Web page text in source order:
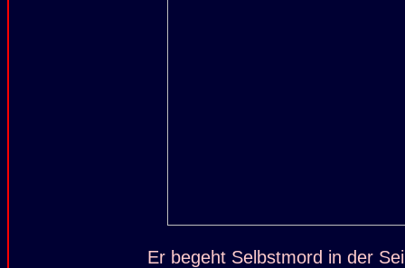
Er begeht Selbstmord in der